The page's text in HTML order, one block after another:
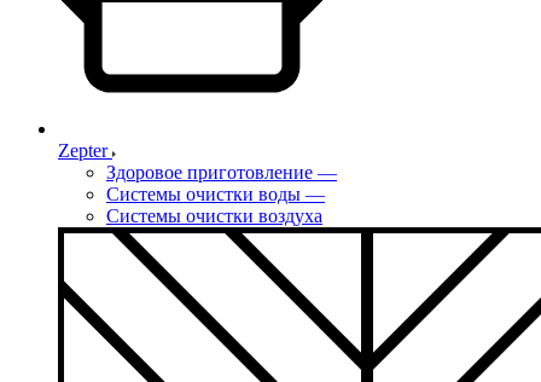
Zepter
Здоровое приготовление —
Системы очистки воды —
Системы очистки воздуха